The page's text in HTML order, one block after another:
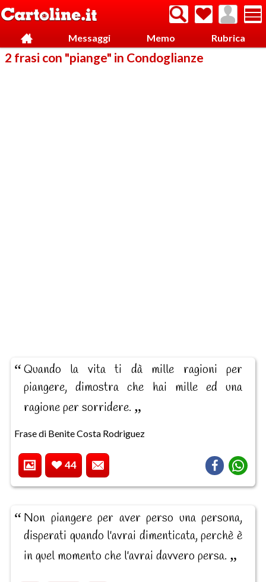
Messaggi Memo Rubrica
2 frasi con "piange" in Condoglianze
Quando la vita ti dà mille ragioni per
piangere, dimostra che hai mille ed una
ragione per sorridere.
Frase di Benite Costa Rodriguez
44
Non piangere per aver perso una persona,
disperati quando l'avrai dimenticata, perchè è
in quel momento che l'avrai davvero persa.